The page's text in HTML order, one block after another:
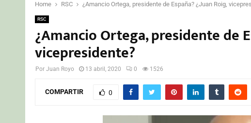
Home RSC ¿Amancio Ortega, presidente de España? ¿Juan Roig,
RSC
¿Amancio Ortega, presidente de
vicepresidente?
Por Juan Royo 13 abril, 2020 0 1526
COMPARTIR 0